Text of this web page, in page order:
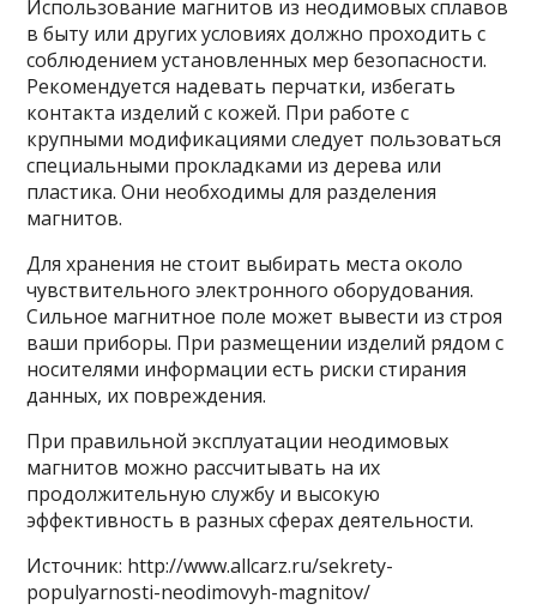
Использование магнитов из неодимовых сплавов
в быту или других условиях должно проходить с
соблюдением установленных мер безопасности.
Рекомендуется надевать перчатки, избегать
контакта изделий с кожей. При работе с
крупными модификациями следует пользоваться
специальными прокладками из дерева или
пластика. Они необходимы для разделения
магнитов.
Для хранения не стоит выбирать места около
чувствительного электронного оборудования.
Сильное магнитное поле может вывести из строя
ваши приборы. При размещении изделий рядом с
носителями информации есть риски стирания
данных, их повреждения.
При правильной эксплуатации неодимовых
магнитов можно рассчитывать на их
продолжительную службу и высокую
эффективность в разных сферах деятельности.
Источник: http://www.allcarz.ru/sekrety-
populyarnosti-neodimovyh-magnitov/